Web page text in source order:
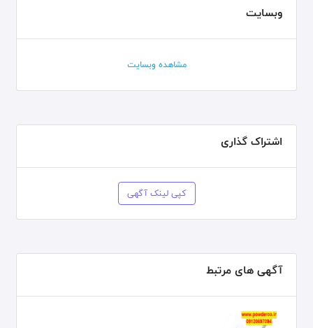
وبسایت
مشاهده وبسایت
اشتراک گذاری
کپی لینک آگهی
آگهی های مرتبط